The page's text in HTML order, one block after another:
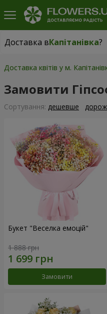
Доставка вКапітанівка?
Доставка вКапітанівка|
Доставка квітів у м.
Замовити
Сортування: дешевше
Букет "Веселка емоцій"
1 888 грн
Замовити